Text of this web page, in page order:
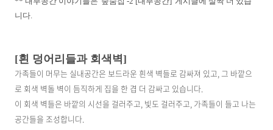
니다.
[흰 덩어리들과 회색벽]
가족들이 머무는 실내공간은 보드라운 흰색 벽들로 감싸져 있고, 그 바깥으
로 회색 벽돌 벽이 듬직하게 집을 한 겹 더 감싸고 있습니다.
이 회색 벽들은 바깥의 시선을 걸러주고, 빛도 걸러주고, 가족들이 들고 나는
공간들을 조성합니다.